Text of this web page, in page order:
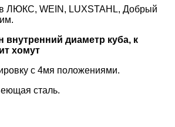
ЛЮКС, WEIN, LUXSTAHL, Добрый
внутренний диаметр куба, к
хомут
с 4мя положениями.
сталь.